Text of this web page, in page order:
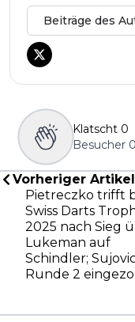
Beiträge des
Klatscht 0
Besucher 0
Vorheriger Artikel
Pietreczko trifft
Swiss Darts
2025 nach Sieg
Lukeman auf
Schindler;
Runde 2